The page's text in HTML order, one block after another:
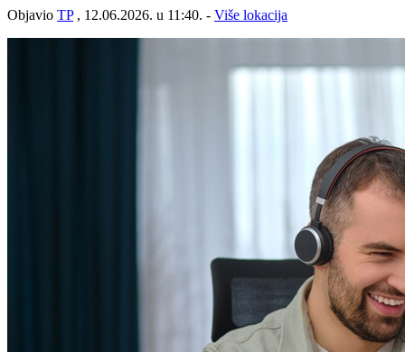
Objavio TP, 12.06.2026. u 11:40. - Više lokacija